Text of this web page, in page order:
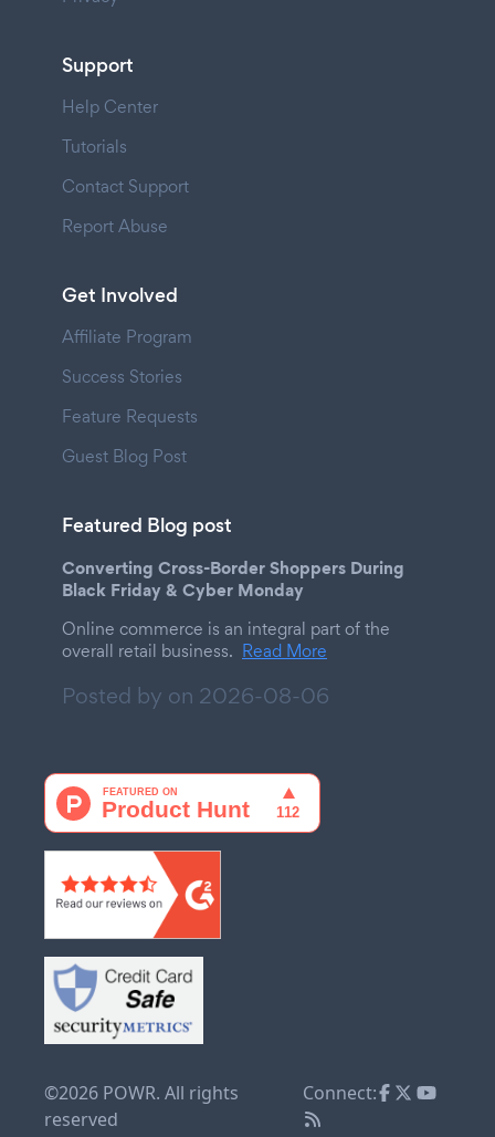
Support
Help Center
Tutorials
Contact Support
Report Abuse
Get Involved
Affiliate Program
Success Stories
Feature Requests
Guest Blog Post
Featured Blog post
Converting Cross-Border Shoppers During
Black Friday & Cyber Monday
Online commerce is an integral part of the
overall retail business. Read More
Posted by on 2026-08-06
©2026 POWR. All rights
reserved
Connect: